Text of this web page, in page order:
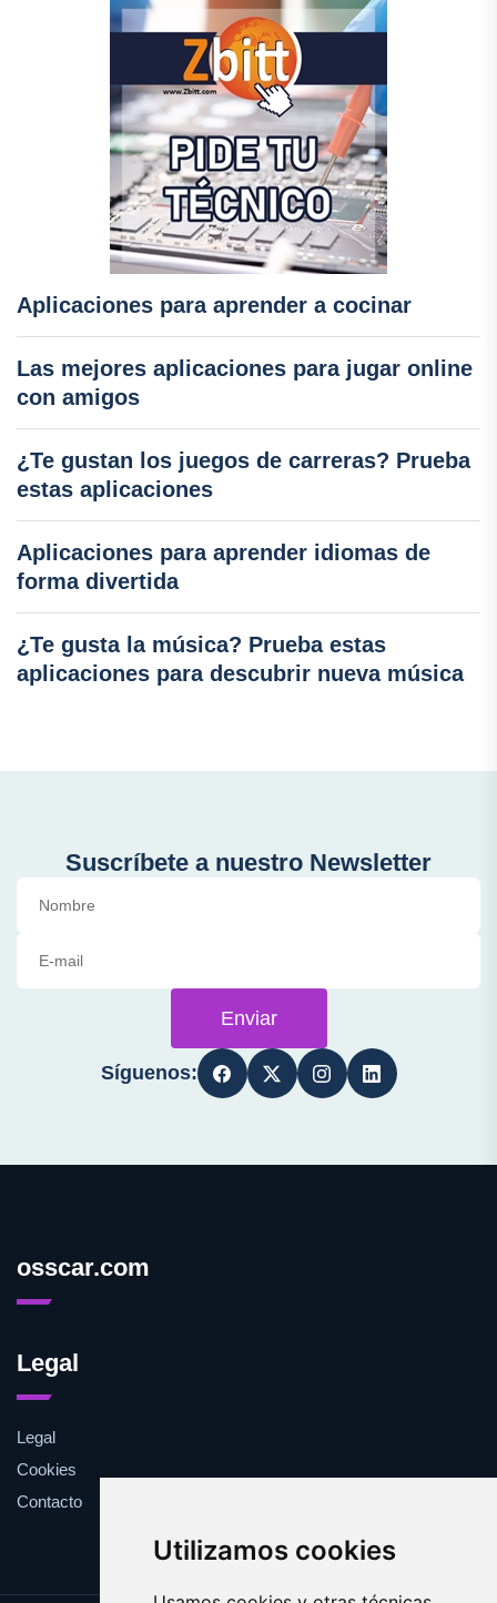
Utilizamos cookies
Aplicaciones para aprender a cocinar
Las mejores aplicaciones para jugar online
con amigos
¿Te gustan los juegos de carreras? Prueba
estas aplicaciones
Aplicaciones para aprender idiomas de
forma divertida
¿Te gusta la música? Prueba estas
aplicaciones para descubrir nueva música
Suscríbete a nuestro Newsletter
Enviar
Síguenos:
osscar.com
Legal
Legal
Cookies
Contacto